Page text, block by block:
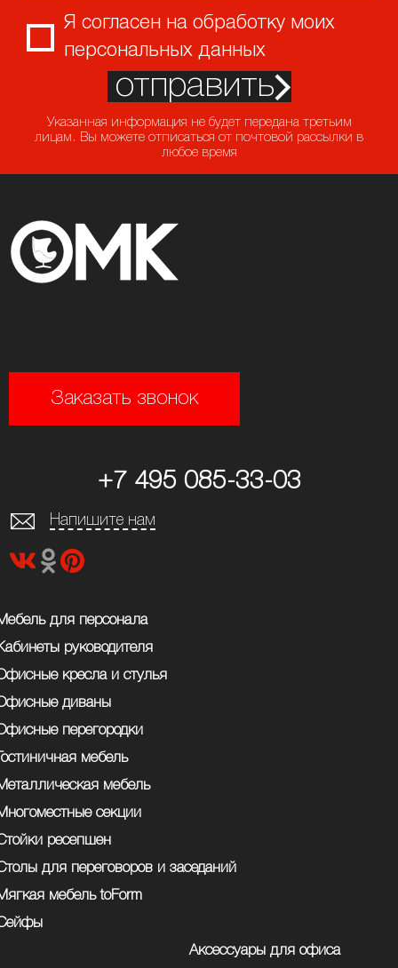
Я согласен на обработку моих
персональных данных
отправить
Указанная информация не будет передана третьим
лицам. Вы можете отписаться от почтовой рассылки в
любое время
для персонала
руководителя
кресла и стулья
диваны
перегородки
мебель
мебель
секции
ресепшен
для переговоров и заседаний
мебель toForm
Аксессуары для офиса
Заказать звонок
+7 495 085-33-03
Напишите нам